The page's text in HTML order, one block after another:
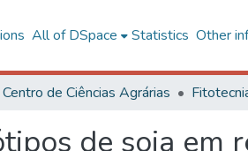
All of DSpace Statistics Other
Centro de Ciências Agrárias
de soja em